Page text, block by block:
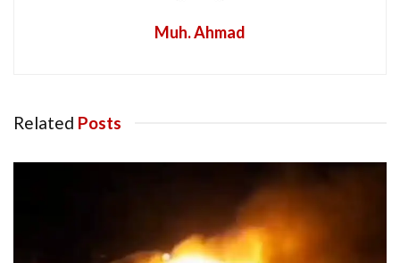
Muh. Ahmad
Related Posts